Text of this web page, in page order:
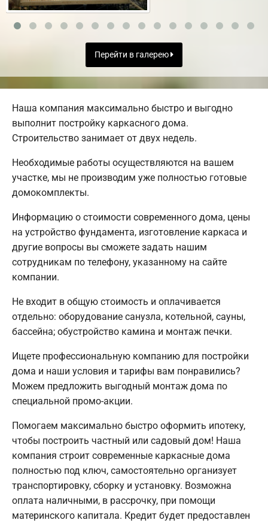
Перейти в галерею
Наша компания максимально быстро и выгодно
выполнит постройку каркасного дома.
Строительство занимает от двух недель.
Необходимые работы осуществляются на вашем
участке, мы не производим уже полностью готовые
домокомплекты.
Информацию о стоимости современного дома, цены
на устройство фундамента, изготовление каркаса и
другие вопросы вы сможете задать нашим
сотрудникам по телефону, указанному на сайте
компании.
Не входит в общую стоимость и оплачивается
отдельно: оборудование санузла, котельной, сауны,
бассейна; обустройство камина и монтаж печки.
Ищете профессиональную компанию для постройки
дома и наши условия и тарифы вам понравились?
Можем предложить выгодный монтаж дома по
специальной промо-акции.
Помогаем максимально быстро оформить ипотеку,
чтобы построить частный или садовый дом! Наша
компания строит современные каркасные дома
полностью под ключ, самостоятельно организует
транспортировку, сборку и установку. Возможна
оплата наличными, в рассрочку, при помощи
материнского капитала. Кредит будет предоставлен